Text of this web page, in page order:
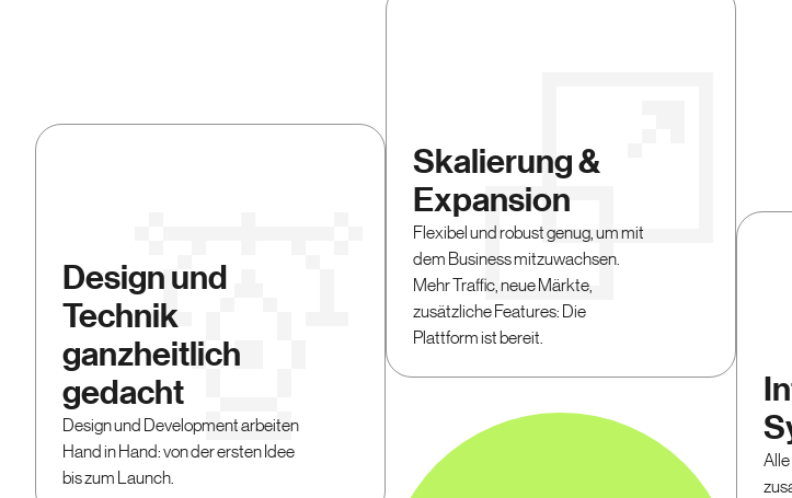
Design und
Technik
ganzheitlich
gedacht
Design und Development arbeiten
Hand in Hand: von der ersten Idee
bis zum Launch.
Skalierung &
Expansion
Flexibel und robust genug, um mit
dem Business mitzuwachsen.
Mehr Traffic, neue Märkte,
zusätzliche Features: Die
Plattform ist bereit.